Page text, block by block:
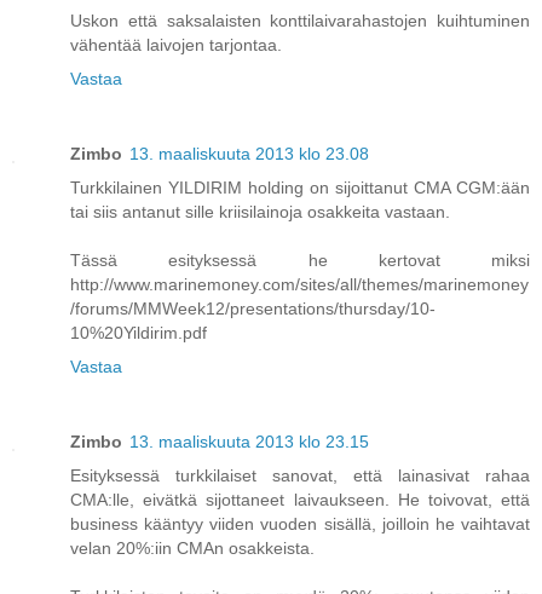
Uskon että saksalaisten konttilaivarahastojen kuihtuminen
vähentää laivojen tarjontaa.
Vastaa
Zimbo 13. maaliskuuta 2013 klo 23.08
Turkkilainen YILDIRIM holding on sijoittanut CMA CGM:ään
tai siis antanut sille kriisilainoja osakkeita vastaan.
Tässä esityksessä he kertovat miksi
http://www.marinemoney.com/sites/all/themes/marinemoney
/forums/MMWeek12/presentations/thursday/10-
10%20Yildirim.pdf
Vastaa
Zimbo 13. maaliskuuta 2013 klo 23.15
Esityksessä turkkilaiset sanovat, että lainasivat rahaa
CMA:lle, eivätkä sijottaneet laivaukseen. He toivovat, että
business kääntyy viiden vuoden sisällä, joilloin he vaihtavat
velan 20%:iin CMAn osakkeista.